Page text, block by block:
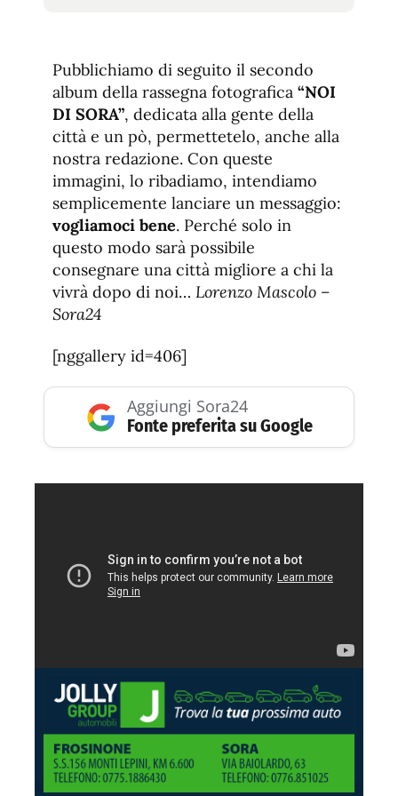
fuente
de
fuente.
Pubblichiamo di seguito il secondo
album della rassegna fotografica “NOI
DI SORA”, dedicata alla gente della
città e un pò, permettetelo, anche alla
nostra redazione. Con queste
immagini, lo ribadiamo, intendiamo
semplicemente lanciare un messaggio:
vogliamoci bene. Perché solo in
questo modo sarà possibile
consegnare una città migliore a chi la
vivrà dopo di noi… Lorenzo Mascolo –
Sora24
[nggallery id=406]
Aggiungi Sora24
Fonte preferita su Google